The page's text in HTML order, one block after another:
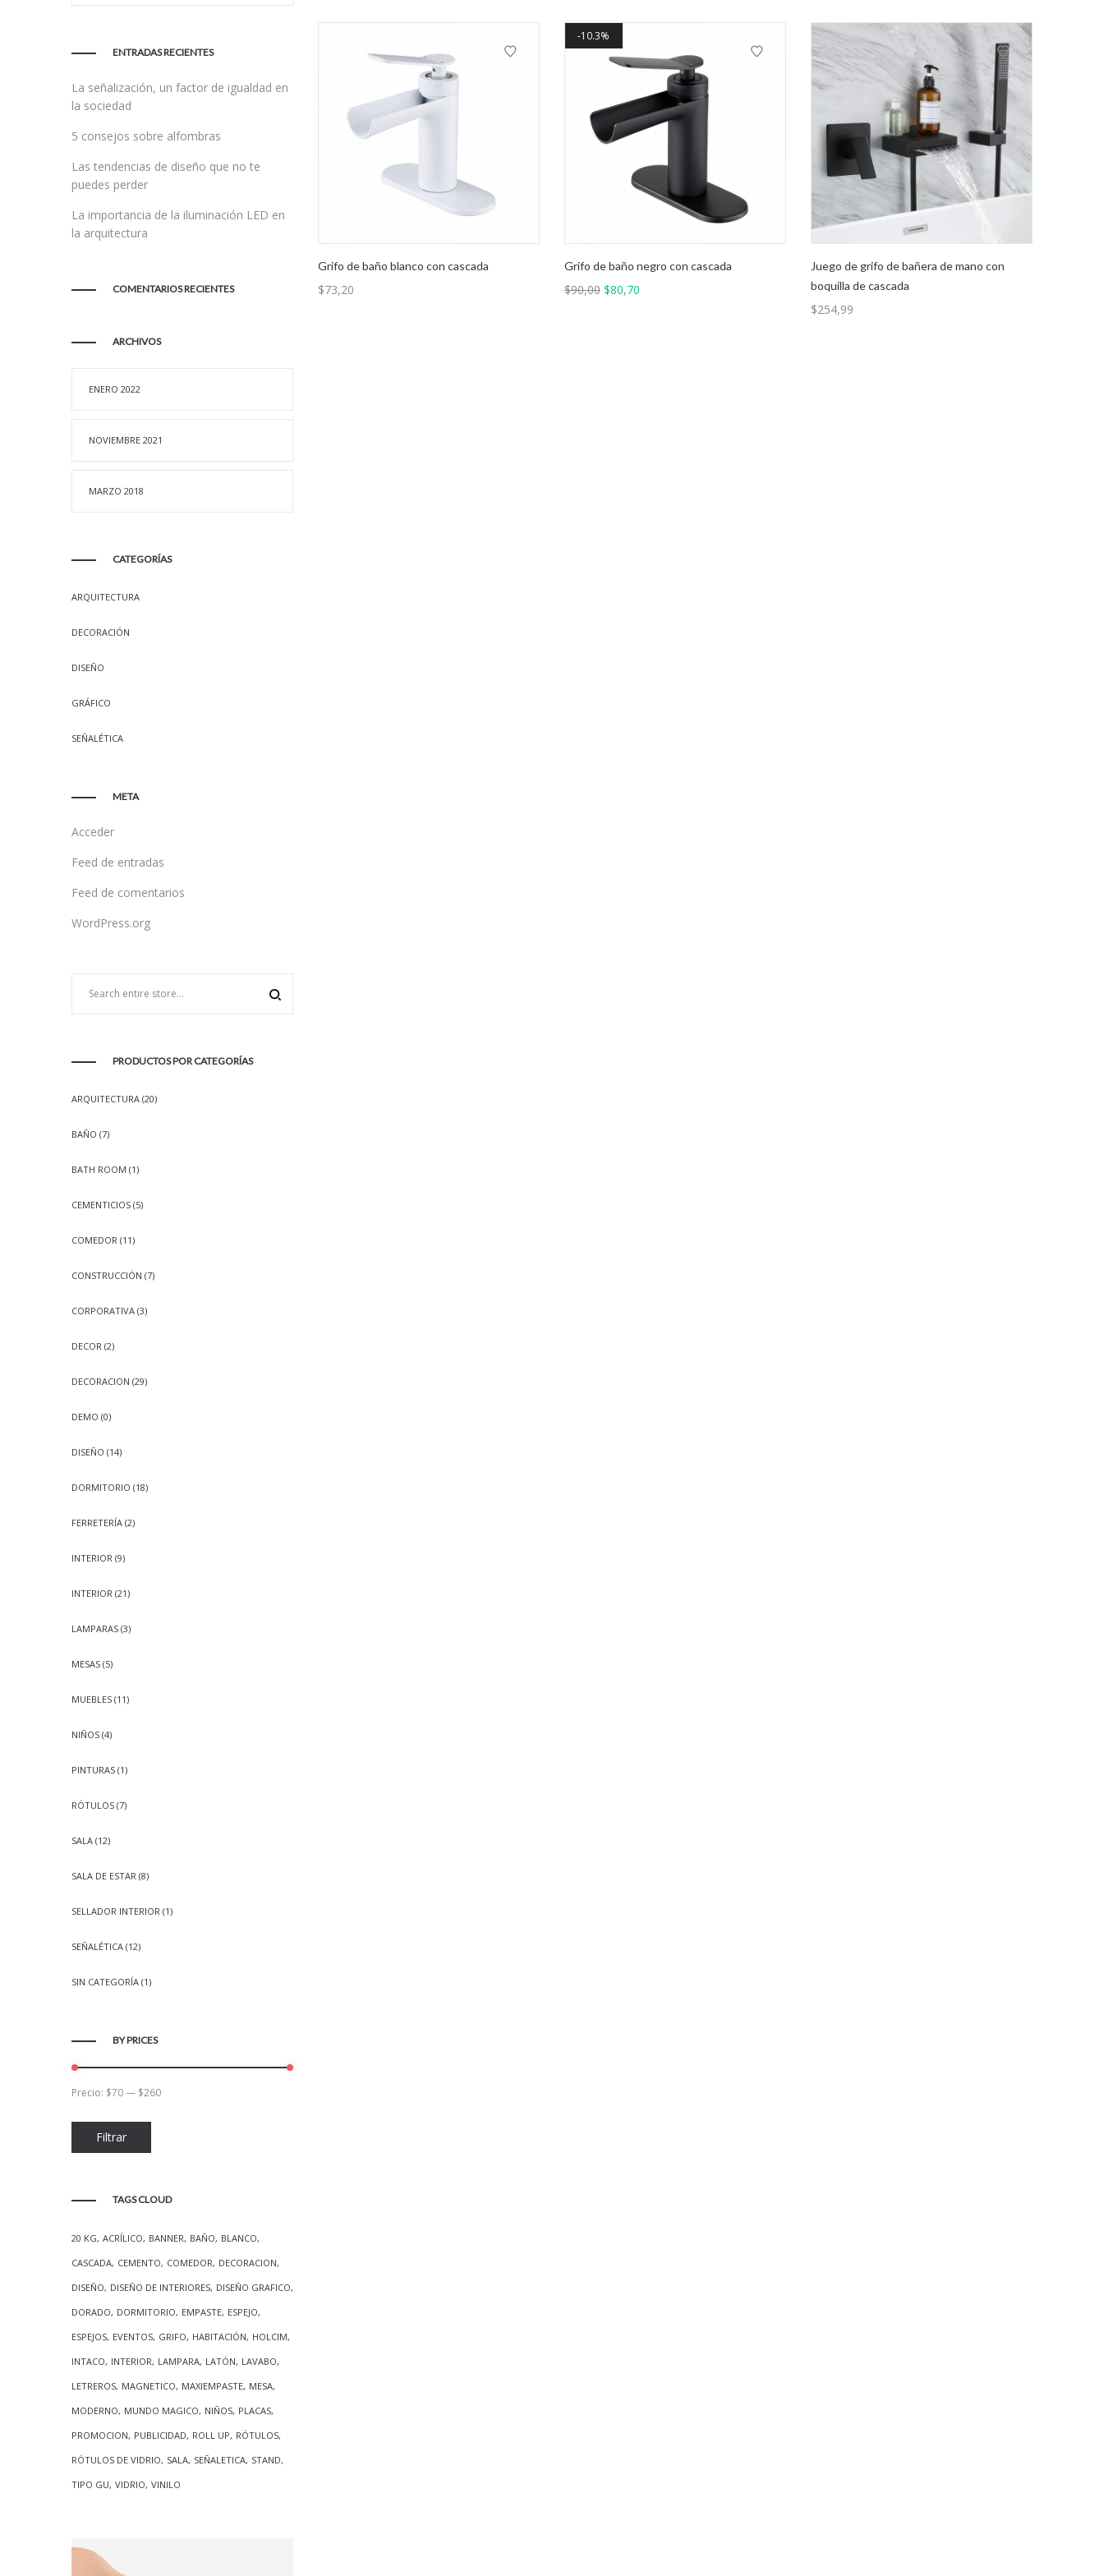
Grifo de baño blanco con cascada
$73,20
10.3%
Grifo de baño negro con cascada
$90,00 El
$80,70El
Juego de grifo de bañera de mano con
boquilla de cascada
$254,99
ENTRADAS RECIENTES
La señalización, un factor de igualdad en
la sociedad
5 consejos sobre alfombras
Las tendencias de diseño que no te
puedes perder
La importancia de la iluminación LED en
la arquitectura
COMENTARIOS RECIENTES
ARCHIVOS
ENERO 2022
NOVIEMBRE 2021
MARZO 2018
CATEGORÍAS
ARQUITECTURA
DECORACIÓN
DISEÑO
GRÁFICO
SEÑALÉTICA
META
Acceder
Feed de entradas
Feed de comentarios
WordPress.org
PRODUCTOS POR CATEGORÍAS
ARQUITECTURA (20)
BAÑO (7)
BATH ROOM (1)
CEMENTICIOS (5)
COMEDOR (11)
CONSTRUCCIÓN (7)
CORPORATIVA (3)
DECOR (2)
DECORACION (29)
DEMO (0)
DISEÑO (14)
DORMITORIO (18)
FERRETERÍA (2)
INTERIOR (9)
INTERIOR (21)
LAMPARAS (3)
MESAS (5)
MUEBLES (11)
NIÑOS (4)
PINTURAS (1)
RÓTULOS (7)
SALA (12)
SALA DE ESTAR (8)
SELLADOR INTERIOR (1)
SEÑALÉTICA (12)
SIN CATEGORÍA (1)
BY PRICES
Precio
mínimo
Precio
máximo
Filtrar
Precio: $70— $260
TAGS CLOUD
20 KG ACRÍLICO BANNER BAÑO BLANCO
CASCADA CEMENTO COMEDOR DECORACION
DISEÑO DISEÑO DE INTERIORES DISEÑO GRAFICO
DORADO DORMITORIO EMPASTE ESPEJO
ESPEJOS EVENTOS GRIFO HABITACIÓN HOLCIM
INTACO INTERIOR LAMPARA LATÓN LAVABO
LETREROS MAGNETICO MAXIEMPASTE MESA
MODERNO MUNDO MAGICO NIÑOS PLACAS
PROMOCION PUBLICIDAD ROLL UP RÓTULOS
RÓTULOS DE VIDRIO SALA SEÑALETICA STAND
TIPO GU VIDRIO VINILO